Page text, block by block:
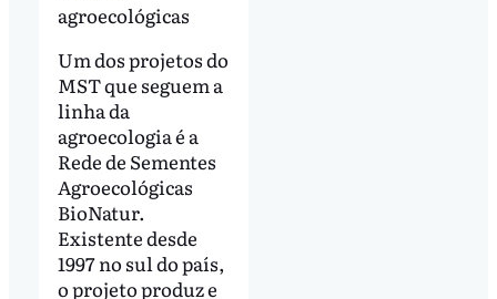
agroecológicas
Um dos projetos do
MST que seguem a
linha da
agroecologia é a
Rede de Sementes
Agroecológicas
BioNatur.
Existente desde
1997 no sul do país,
o projeto produz e